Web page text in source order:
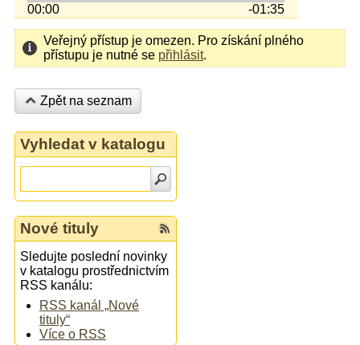
00:00 -01:35
Veřejný přístup je omezen. Pro získání plného
přístupu je nutné se přihlásit.
Zpět na seznam
Vyhledat v katalogu
Nové tituly
Sledujte poslední novinky
v katalogu prostřednictvím
RSS kanálu:
RSS kanál „Nové
tituly“
Více o RSS